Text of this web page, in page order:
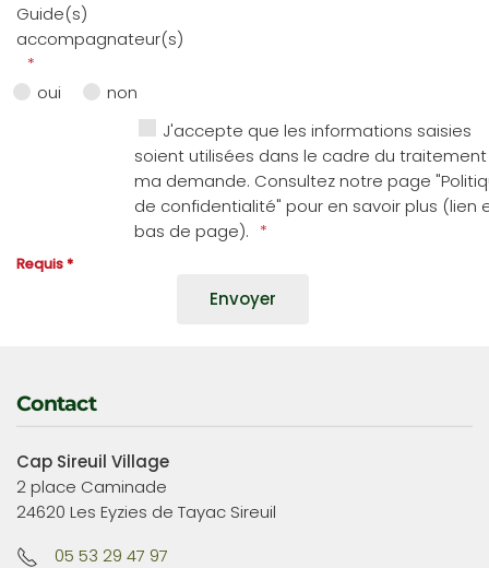
Guide(s)
accompagnateur(s)
oui
non
J'accepte que les informations saisies
soient utilisées dans le cadre du
ma demande. Consultez notre page
de confidentialité" pour en savoir plus (lien
bas de page).
Requis *
Contact
Cap Sireuil Village
2 place Caminade
24620 Les Eyzies de Tayac Sireuil
05 53 29 47 97